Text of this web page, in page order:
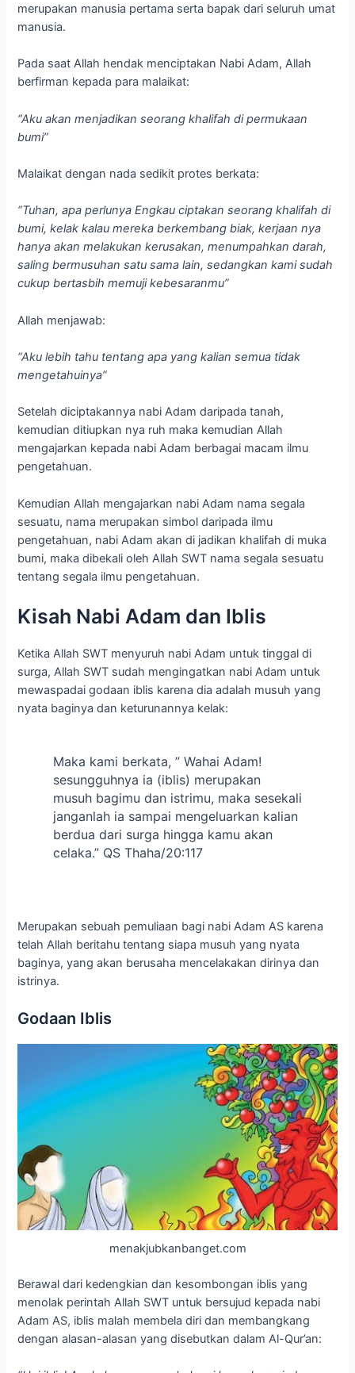
merupakan manusia pertama serta bapak dari seluruh umat
manusia.
Pada saat Allah hendak menciptakan Nabi Adam, Allah
berfirman kepada para malaikat:
“Aku akan menjadikan seorang khalifah di permukaan
bumi”
Malaikat dengan nada sedikit protes berkata:
“Tuhan, apa perlunya Engkau ciptakan seorang khalifah di
bumi, kelak kalau mereka berkembang biak, kerjaan nya
hanya akan melakukan kerusakan, menumpahkan darah,
saling bermusuhan satu sama lain, sedangkan kami sudah
cukup bertasbih memuji kebesaranmu”
Allah menjawab:
“Aku lebih tahu tentang apa yang kalian semua tidak
mengetahuinya”
Setelah diciptakannya nabi Adam daripada tanah,
kemudian ditiupkan nya ruh maka kemudian Allah
mengajarkan kepada nabi Adam berbagai macam ilmu
pengetahuan.
Kemudian Allah mengajarkan nabi Adam nama segala
sesuatu, nama merupakan simbol daripada ilmu
pengetahuan, nabi Adam akan di jadikan khalifah di muka
bumi, maka dibekali oleh Allah SWT nama segala sesuatu
tentang segala ilmu pengetahuan.
Kisah Nabi Adam dan Iblis
Ketika Allah SWT menyuruh nabi Adam untuk tinggal di
surga, Allah SWT sudah mengingatkan nabi Adam untuk
mewaspadai godaan iblis karena dia adalah musuh yang
nyata baginya dan keturunannya kelak:
Maka kami berkata, ” Wahai Adam!
sesungguhnya ia (iblis) merupakan
musuh bagimu dan istrimu, maka sesekali
janganlah ia sampai mengeluarkan kalian
berdua dari surga hingga kamu akan
celaka.” QS Thaha/20:117
Merupakan sebuah pemuliaan bagi nabi Adam AS karena
telah Allah beritahu tentang siapa musuh yang nyata
baginya, yang akan berusaha mencelakakan dirinya dan
istrinya.
Godaan Iblis
menakjubkanbanget.com
Berawal dari kedengkian dan kesombongan iblis yang
menolak perintah Allah SWT untuk bersujud kepada nabi
Adam AS, iblis malah membela diri dan membangkang
dengan alasan-alasan yang disebutkan dalam Al-Qur’an: